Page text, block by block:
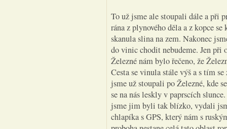
To už jsme ale stoupali dále a při
rána z plynového děla a z kopce
skanula slina na zem. Nakonec
do vinic chodit nebudeme. Jen při
Železné nám bylo řečeno, že
Cesta se vinula stále výš a s tím
jsme už stoupali po Železné, kde
se na nás leskly v paprscích
jsme jim byli tak blízko, vydali
chlapíka s GPS, který nám s